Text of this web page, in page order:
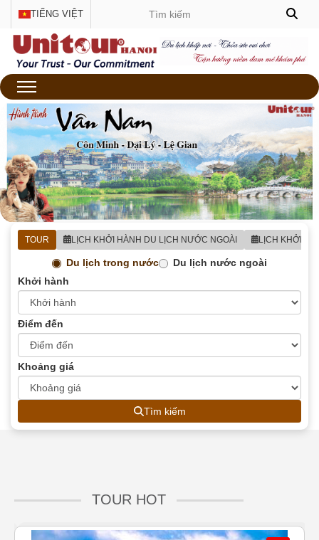
TIẾNG VIỆT
TOUR LỊCH KHỞI HÀNH DU LỊCH NƯỚC NGOÀI LỊCH KHỞI
Du lịch trong nước
Du lịch nước ngoài
Khởi hành
Điểm đến
Khoảng giá
Tìm kiếm
TOUR HOT